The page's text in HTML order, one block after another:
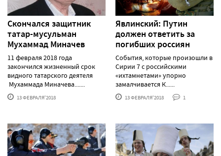
Скончался защитник
татар-мусульман
Мухаммад Миначев
11 февраля 2018 года
закончился жизненный срок
видного татарского деятеля
Мухаммада Миначева.......
13 ФЕВРАЛЯ'2018
Явлинский: Путин
должен ответить за
погибших россиян
События, которые произошли в
Сирии 7 с российскими
«ихтамнетами» упорно
замалчивается К......
13 ФЕВРАЛЯ'2018 1